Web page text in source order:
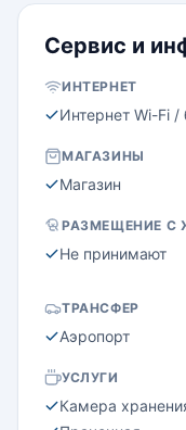
Сервис и
ИНТЕРНЕТ
Интернет Wi-Fi /
МАГАЗИНЫ
Магазин
РАЗМЕЩЕНИЕ С
Не принимают
ТРАНСФЕР
Аэропорт
УСЛУГИ
Камера